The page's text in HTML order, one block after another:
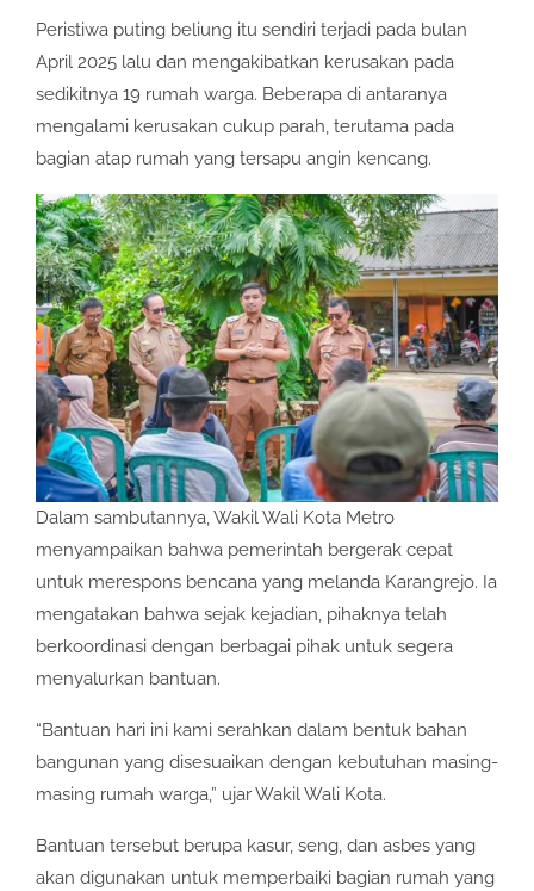
Peristiwa puting beliung itu sendiri terjadi pada bulan
April 2025 lalu dan mengakibatkan kerusakan pada
sedikitnya 19 rumah warga. Beberapa di antaranya
mengalami kerusakan cukup parah, terutama pada
bagian atap rumah yang tersapu angin kencang.
Dalam sambutannya, Wakil Wali Kota Metro
menyampaikan bahwa pemerintah bergerak cepat
untuk merespons bencana yang melanda Karangrejo. Ia
mengatakan bahwa sejak kejadian, pihaknya telah
berkoordinasi dengan berbagai pihak untuk segera
menyalurkan bantuan.
“Bantuan hari ini kami serahkan dalam bentuk bahan
bangunan yang disesuaikan dengan kebutuhan masing-
masing rumah warga,” ujar Wakil Wali Kota.
Bantuan tersebut berupa kasur, seng, dan asbes yang
akan digunakan untuk memperbaiki bagian rumah yang